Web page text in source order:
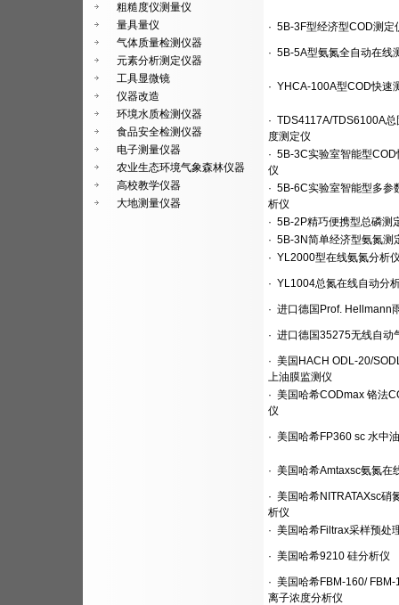
粗糙度仪测量仪
量具量仪
气体质量检测仪器
元素分析测定仪器
工具显微镜
仪器改造
环境水质检测仪器
食品安全检测仪器
电子测量仪器
农业生态环境气象森林仪器
高校教学仪器
大地测量仪器
· 5B-3F型经济型COD测定
· 5B-5A型氨氮全自动在线
· YHCA-100A型COD快速
· TDS4117A/TDS6100A总
度测定仪
· 5B-3C实验室智能型COD
仪
· 5B-6C实验室智能型多参
析仪
· 5B-2P精巧便携型总磷测
· 5B-3N简单经济型氨氮测
· YL2000型在线氨氮分析
· YL1004总氮在线自动分
· 进口德国Prof. Hellmann
· 进口德国35275无线自动
· 美国HACH ODL-20/
上油膜监测仪
· 美国哈希CODmax 铬法
仪
· 美国哈希FP360 sc 水中
· 美国哈希Amtaxsc氨氮在
· 美国哈希NITRATAXsc硝
析仪
· 美国哈希Filtrax采样预处
· 美国哈希9210 硅分析仪
· 美国哈希FBM-160/ FBM-
离子浓度分析仪